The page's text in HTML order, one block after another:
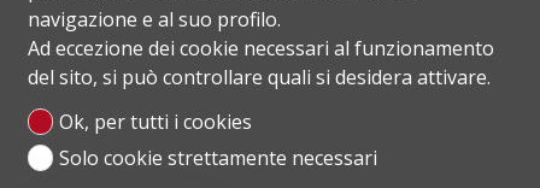
navigazione e al suo profilo.
Ad eccezione dei cookie necessari al funzionamento
del sito, si può controllare quali si desidera attivare.
Ok, per tutti i cookies
Solo cookie strettamente necessari